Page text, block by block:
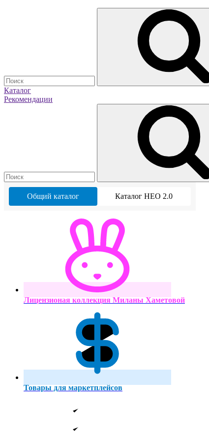
Каталог
Рекомендации
Общий каталог Каталог НЕО 2.0
Лицензионая коллекция Миланы Хаметовой
Товары для маркетплейсов